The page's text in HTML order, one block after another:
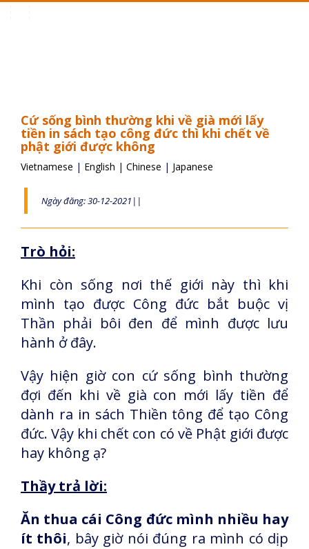
Cứ sống bình thường khi về già mới lấy
tiền in sách tạo công đức thì khi chết về
phật giới được không
Vietnamese | English | Chinese | Japanese
Ngày đăng: 30-12-2021||
Trò hỏi:
Khi còn sống nơi thế giới này thì khi
mình tạo được Công đức bắt buộc vị
Thần phải bôi đen để mình được lưu
hành ở đây.
Vậy hiện giờ con cứ sống bình thường
đợi đến khi về già con mới lấy tiền để
dành ra in sách Thiền tông để tạo Công
đức. Vậy khi chết con có về Phật giới được
hay không ạ?
Thầy trả lời:
Ăn thua cái Công đức mình nhiều hay
ít thôi, bây giờ nói đúng ra mình có dịp